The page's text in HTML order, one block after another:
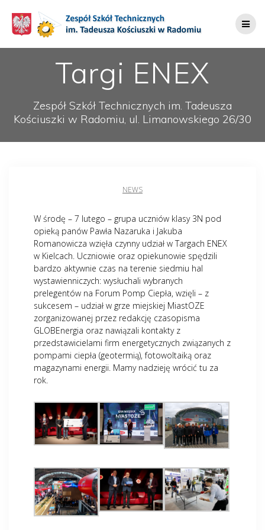
do
treści
Targi ENEX
Zespół Szkół Technicznych im. Tadeusza
Kościuszki w Radomiu, ul. Limanowskiego 26/30
NEWS
W środę – 7 lutego – grupa uczniów klasy 3N pod
opieką panów Pawła Nazaruka i Jakuba
Romanowicza wzięła czynny udział w Targach ENEX
w Kielcach. Uczniowie oraz opiekunowie spędzili
bardzo aktywnie czas na terenie siedmiu hal
wystawienniczych: wysłuchali wybranych
prelegentów na Forum Pomp Ciepła, wzięli – z
sukcesem – udział w grze miejskiej MiastOZE
zorganizowanej przez redakcję czasopisma
GLOBEnergia oraz nawiązali kontakty z
przedstawicielami firm energetycznych związanych z
pompami ciepła (geotermią), fotowoltaiką oraz
magazynami energii. Mamy nadzieję wrócić tu za
rok.